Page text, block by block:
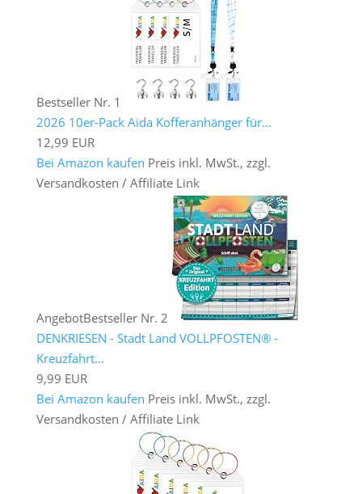
Bestseller Nr. 1
2026 10er-Pack Aida Kofferanhänger für...
12,99 EUR
Bei Amazon kaufen Preis inkl. MwSt., zzgl.
Versandkosten / Affiliate Link
AngebotBestseller Nr. 2
DENKRIESEN - Stadt Land VOLLPFOSTEN® -
Kreuzfahrt...
9,99 EUR
Bei Amazon kaufen Preis inkl. MwSt., zzgl.
Versandkosten / Affiliate Link